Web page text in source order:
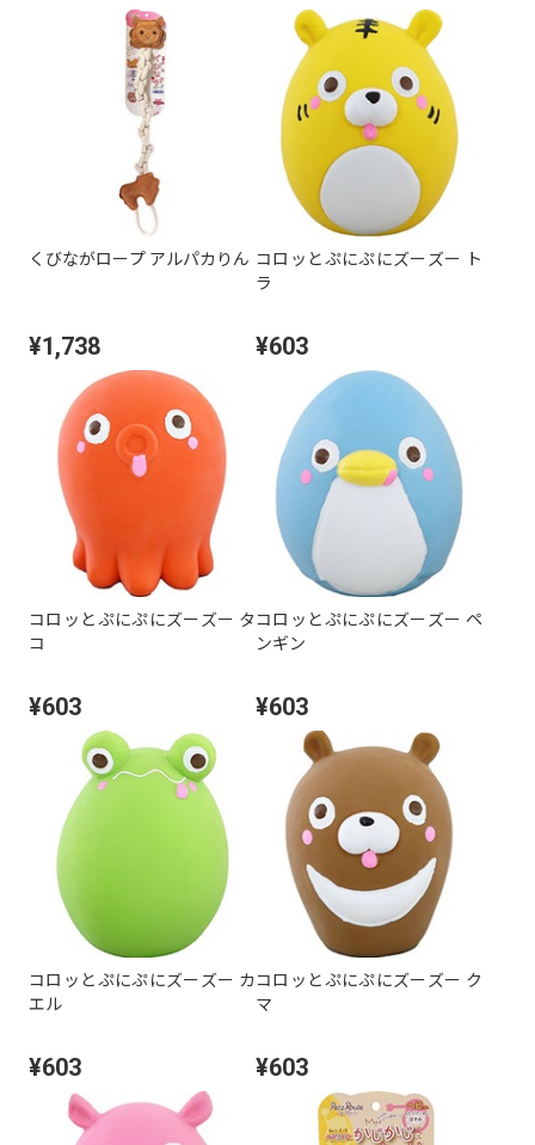
くびながロープ アルパカりん
¥1,738
コロッとぷにぷにズーズー ト
ラ
¥603
コロッとぷにぷにズーズー タ
コ
¥603
コロッとぷにぷにズーズー ペ
ンギン
¥603
コロッとぷにぷにズーズー カ
エル
¥603
コロッとぷにぷにズーズー ク
マ
¥603